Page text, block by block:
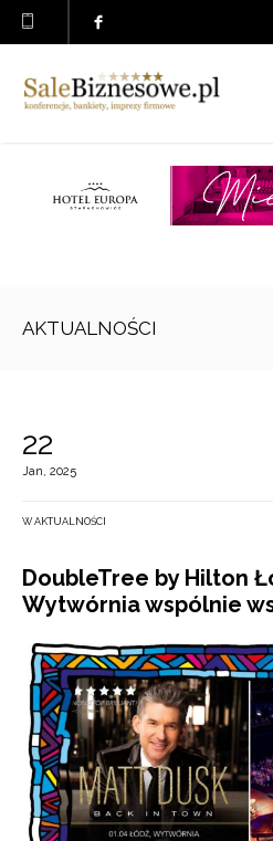
AKTUALNOŚCI
22
Jan, 2025
W AKTUALNOŚCI
DoubleTree by Hilton
Wytwórnia wspólnie